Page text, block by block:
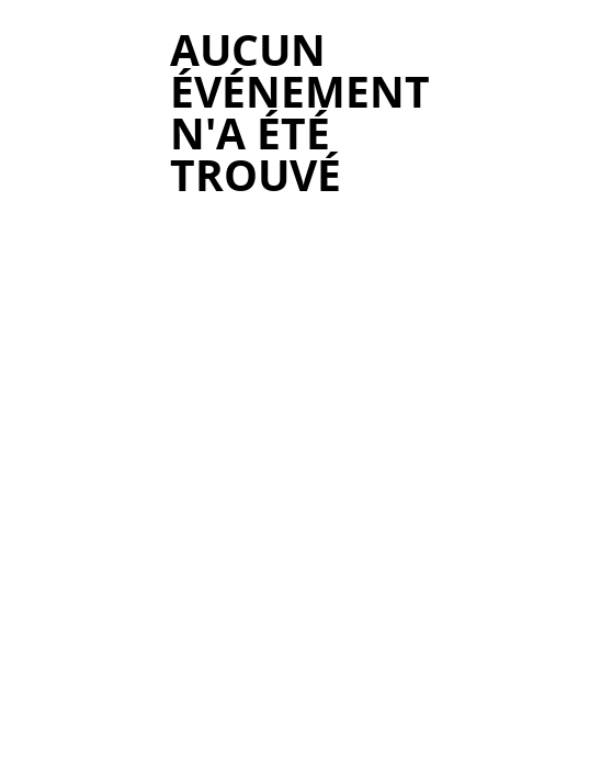
AUCUN
ÉVÉNEMENT
N'A ÉTÉ
TROUVÉ